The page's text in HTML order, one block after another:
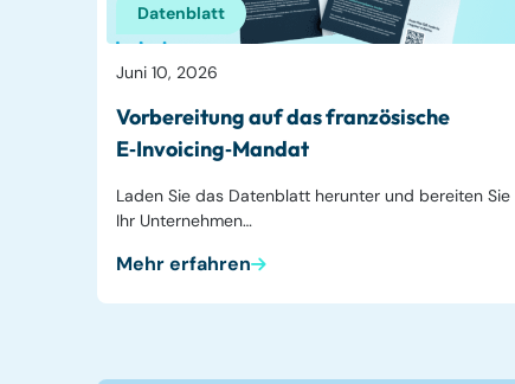
Datenblatt
Juni 10, 2026
Vorbereitung auf das französische
E‑Invoicing‑Mandat
Laden Sie das Datenblatt herunter und bereiten Sie
Ihr Unternehmen…
Mehr erfahren